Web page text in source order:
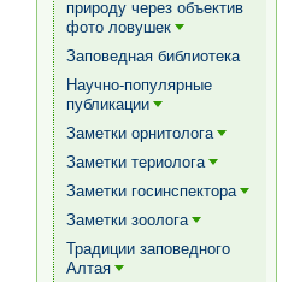
природу через объектив
фото ловушек
Заповедная библиотека
Научно-популярные
публикации
Заметки орнитолога
Заметки териолога
Заметки госинспектора
Заметки зоолога
Традиции заповедного
Алтая